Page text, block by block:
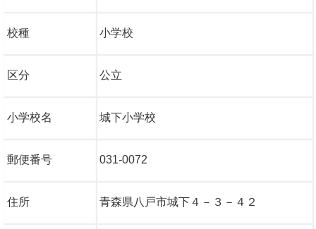
校種 小学校
区分 公立
小学校名 城下小学校
郵便番号 031-0072
住所 青森県八戸市城下４－３－４２